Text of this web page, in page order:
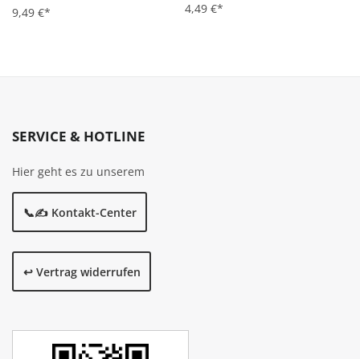
Durchschnittliche Bewertung von 2.5 von 5 Sternen
9,49 €* 4,49 €*
SERVICE & HOTLINE
Hier geht es zu unserem
📞✍️ Kontakt-Center
↩️ Vertrag widerrufen